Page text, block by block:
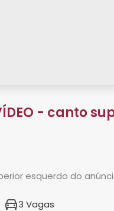
- canto
esquerdo do
3 Vagas